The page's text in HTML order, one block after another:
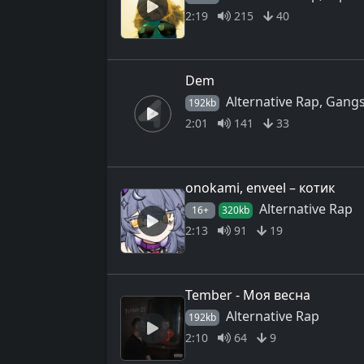
2:19 215 40
Dem
192kb Alternative Rap,
2:01 141 33
onokami, enveel – котик
16+ 320kb Alternative Rap
2:13 91 19
Tember - Моя весна
192kb Alternative Rap
2:10 64 9